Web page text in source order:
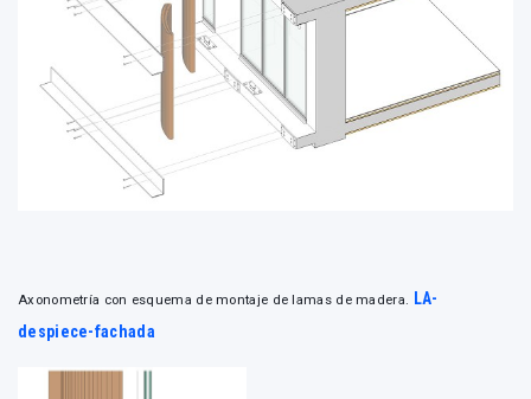
Axonometría con esquema de montaje de lamas de madera.
LA-
despiece-fachada